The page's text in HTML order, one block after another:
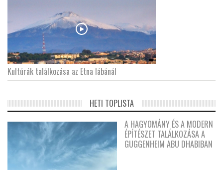
Kultúrák találkozása az Etna lábánál
HETI TOPLISTA
A HAGYOMÁNY ÉS A MODERN
ÉPÍTÉSZET TALÁLKOZÁSA A
GUGGENHEIM ABU DHABIBAN